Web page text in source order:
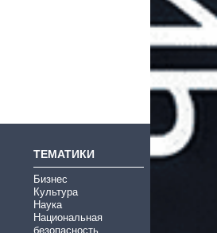
ТЕМАТИКИ
Бизнес
Культура
Наука
Национальная
безопасность